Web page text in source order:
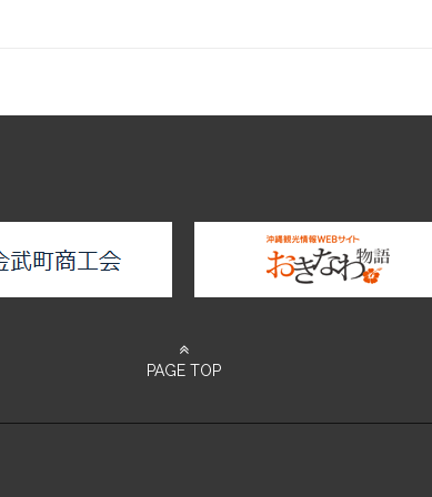
PAGE TOP